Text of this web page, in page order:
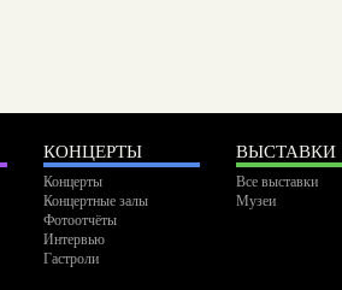
КОНЦЕРТЫ
Концерты
Концертные залы
Фотоотчёты
Интервью
Гастроли
ВЫСТАВКИ
Все выставки
Музеи